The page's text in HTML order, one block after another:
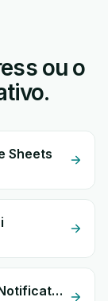
ou o
Sheets
Speedoexpress + Email Notifications by eGrow